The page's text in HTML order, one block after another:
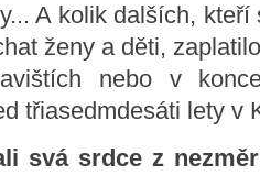
A kolik dalších,
ženy a děti,
nebo v
třiasedmdesáti lety v
svá srdce z